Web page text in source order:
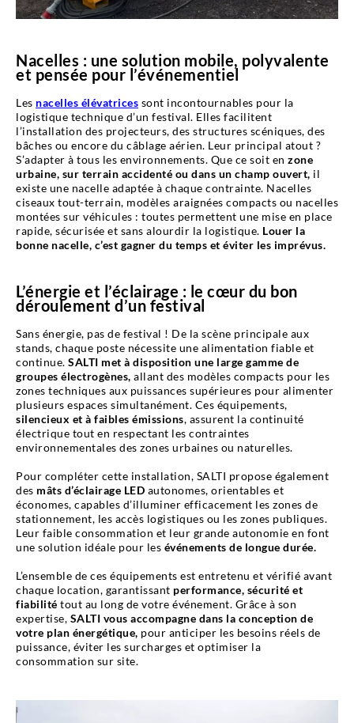
Nacelles : une solution mobile, polyvalente
et pensée pour l’événementiel
Les nacelles élévatrices sont incontournables pour la
logistique technique d’un festival. Elles facilitent
l’installation des projecteurs, des structures scéniques, des
bâches ou encore du câblage aérien. Leur principal atout ?
S’adapter à tous les environnements. Que ce soit en zone
urbaine, sur terrain accidenté ou dans un champ ouvert, il
existe une nacelle adaptée à chaque contrainte. Nacelles
ciseaux tout-terrain, modèles araignées compacts ou nacelles
montées sur véhicules : toutes permettent une mise en place
rapide, sécurisée et sans alourdir la logistique. Louer la
bonne nacelle, c’est gagner du temps et éviter les imprévus.
L’énergie et l’éclairage : le cœur du bon
déroulement d’un festival
Sans énergie, pas de festival ! De la scène principale aux
stands, chaque poste nécessite une alimentation fiable et
continue. SALTI met à disposition une large gamme de
groupes électrogènes, allant des modèles compacts pour les
zones techniques aux puissances supérieures pour alimenter
plusieurs espaces simultanément. Ces équipements,
silencieux et à faibles émissions, assurent la continuité
électrique tout en respectant les contraintes
environnementales des zones urbaines ou naturelles.
Pour compléter cette installation, SALTI propose également
des mâts d’éclairage LED autonomes, orientables et
économes, capables d’illuminer efficacement les zones de
stationnement, les accès logistiques ou les zones publiques.
Leur faible consommation et leur grande autonomie en font
une solution idéale pour les événements de longue durée.
L’ensemble de ces équipements est entretenu et vérifié avant
chaque location, garantissant performance, sécurité et
fiabilité tout au long de votre événement. Grâce à son
expertise, SALTI vous accompagne dans la conception de
votre plan énergétique, pour anticiper les besoins réels de
puissance, éviter les surcharges et optimiser la
consommation sur site.